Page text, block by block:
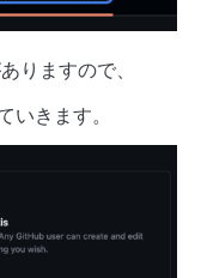
りますので、
いきます。